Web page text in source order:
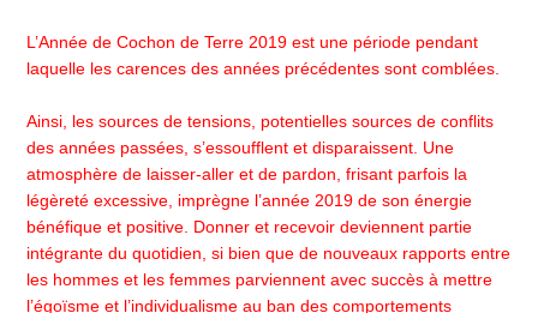
L’Année de Cochon de Terre 2019 est une période pendant
laquelle les carences des années précédentes sont comblées.
Ainsi, les sources de tensions, potentielles sources de conflits
des années passées, s’essoufflent et disparaissent. Une
atmosphère de laisser-aller et de pardon, frisant parfois la
légèreté excessive, imprègne l’année 2019 de son énergie
bénéfique et positive. Donner et recevoir deviennent partie
intégrante du quotidien, si bien que de nouveaux rapports entre
les hommes et les femmes parviennent avec succès à mettre
l’égoïsme et l’individualisme au ban des comportements